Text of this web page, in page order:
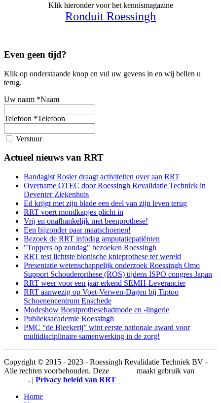
Klik hieronder voor het kennismagazine
Ronduit Roessingh
Even geen tijd?
Klik op onderstaande knop en vul uw gevens in en wij bellen u
terug.
Uw naam *Naam
Telefoon *Telefoon
Verstuur
Actueel nieuws van RRT
Bandagist Rosier draagt activiteiten over aan RRT
Overname OTEC door Roessingh Revalidatie Techniek in
Deventer Ziekenhuis
Ed krijgt met zijn blade een deel van zijn leven terug
RRT voert mondkapjes plicht in
Vrij en onafhankelijk met beenprothese!
Een bijzonder paar maatschoenen!
Bezoek de RRT infodag amputatiepatiënten
"Toppers op zondag" bezoeken Roessingh
RRT test lichtste bionische knieprothese ter wereld
Presentatie wetenschappelijk onderzoek Roessingh Omo
Support Schouderorthese (ROS) tijdens ISPO congres Japan
RRT weer voor een jaar erkend SEMH-Leverancier
RRT aanwezig op Voet-Verwen-Dagen bij Tiptoo
Schoenencentrum Enschede
Modeshow Borstprothesebadmode en -lingerie
Publieksacademie Roessingh
PMC “de Bleekerij” wint eerste nationale award voor
multidisciplinaire samenwerking in de zorg!
Copyright © 2015 - 2023 - Roessingh Revalidatie Techniek BV -
Alle rechten voorbehouden. Deze
maakt gebruik van
. | Privacy beleid van RRT
Home